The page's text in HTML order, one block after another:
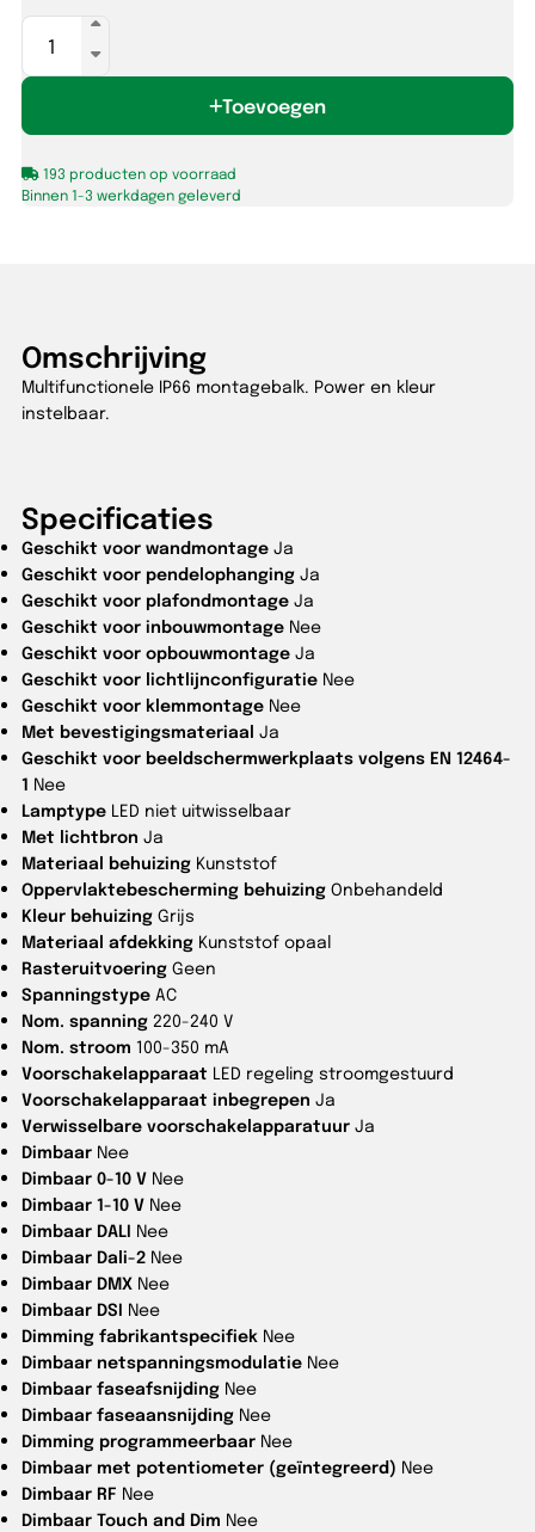
AQUARIUS
1200
12-
830/840/860
aantal
Toevoegen
193 producten op voorraad
Binnen 1-3 werkdagen geleverd
Omschrijving
Multifunctionele IP66 montagebalk. Power en kleur
instelbaar.
Specificaties
Geschikt voor wandmontage Ja
Geschikt voor pendelophanging Ja
Geschikt voor plafondmontage Ja
Geschikt voor inbouwmontage Nee
Geschikt voor opbouwmontage Ja
Geschikt voor lichtlijnconfiguratie Nee
Geschikt voor klemmontage Nee
Met bevestigingsmateriaal Ja
Geschikt voor beeldschermwerkplaats volgens EN 12464-
1 Nee
Lamptype LED niet uitwisselbaar
Met lichtbron Ja
Materiaal behuizing Kunststof
Oppervlaktebescherming behuizing Onbehandeld
Kleur behuizing Grijs
Materiaal afdekking Kunststof opaal
Rasteruitvoering Geen
Spanningstype AC
Nom. spanning 220-240 V
Nom. stroom 100-350 mA
Voorschakelapparaat LED regeling stroomgestuurd
Voorschakelapparaat inbegrepen Ja
Verwisselbare voorschakelapparatuur Ja
Dimbaar Nee
Dimbaar 0-10 V Nee
Dimbaar 1-10 V Nee
Dimbaar DALI Nee
Dimbaar Dali-2 Nee
Dimbaar DMX Nee
Dimbaar DSI Nee
Dimming fabrikantspecifiek Nee
Dimbaar netspanningsmodulatie Nee
Dimbaar faseafsnijding Nee
Dimbaar faseaansnijding Nee
Dimming programmeerbaar Nee
Dimbaar met potentiometer (geïntegreerd) Nee
Dimbaar RF Nee
Dimbaar Touch and Dim Nee